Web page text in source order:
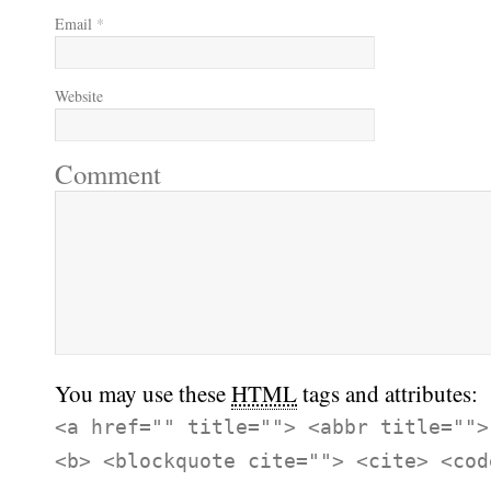
Email *
Website
Comment
You may use theseHTMLtags and attributes:
<a href="" title=""> <abbr title="">
<b> <blockquote cite=""> <cite>